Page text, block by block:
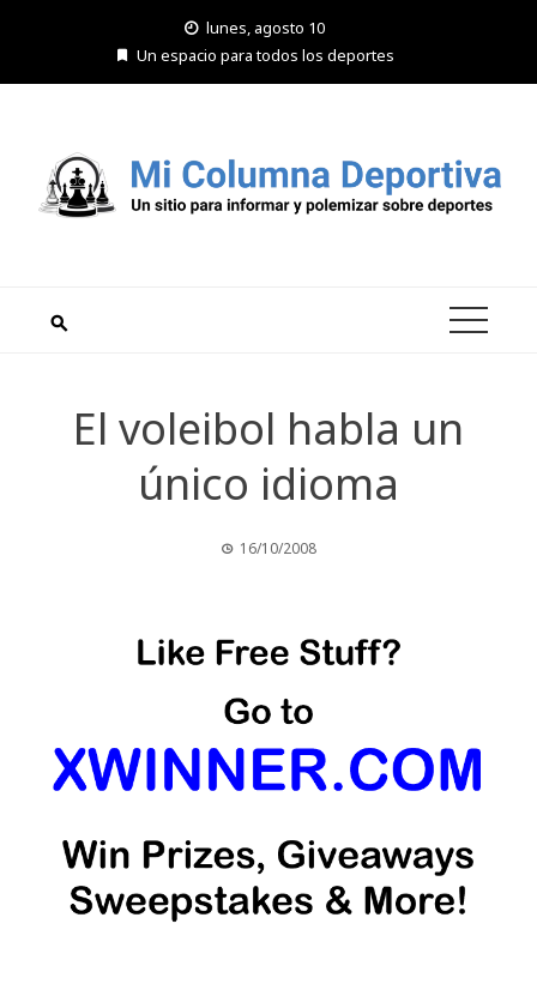
lunes, agosto 10
Un espacio para todos los deportes
El voleibol habla un
único idioma
16/10/2008